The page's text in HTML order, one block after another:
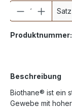
Anzahl
Satz
Produktnummer:
Beschreibung
Biothane® ist ein
Gewebe mit